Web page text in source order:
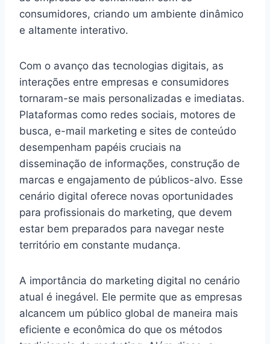
consumidores, criando um ambiente dinâmico
e altamente interativo.
Com o avanço das tecnologias digitais, as
interações entre empresas e consumidores
tornaram-se mais personalizadas e imediatas.
Plataformas como redes sociais, motores de
busca, e-mail marketing e sites de conteúdo
desempenham papéis cruciais na
disseminação de informações, construção de
marcas e engajamento de públicos-alvo. Esse
cenário digital oferece novas oportunidades
para profissionais do marketing, que devem
estar bem preparados para navegar neste
território em constante mudança.
A importância do marketing digital no cenário
atual é inegável. Ele permite que as empresas
alcancem um público global de maneira mais
eficiente e econômica do que os métodos